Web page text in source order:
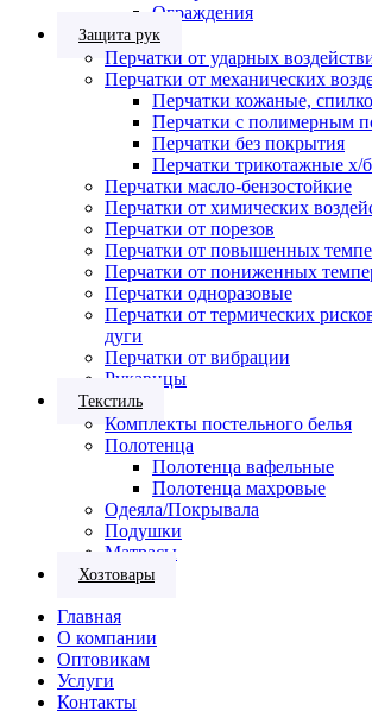
Ограждения
Защита рук
Перчатки от ударных
Перчатки от механических
Перчатки кожаные,
Перчатки с полимерным
Перчатки без покрытия
Перчатки трикотажные х/б
Перчатки масло-бензостойкие
Перчатки от химических
Перчатки от порезов
Перчатки от повышенных
Перчатки от пониженных
Перчатки одноразовые
Перчатки от термических
дуги
Перчатки от вибрации
Рукавицы
Текстиль
Комплекты постельного белья
Полотенца
Полотенца вафельные
Полотенца махровые
Одеяла/Покрывала
Подушки
Матрасы
Хозтовары
Главная
О компании
Оптовикам
Услуги
Контакты